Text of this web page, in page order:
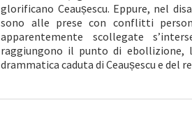
glorificano Ceaușescu. Eppure, nel
sono alle prese con conflitti
apparentemente scollegate
raggiungono il punto di ebollizione,
drammatica caduta di Ceaușescu e del